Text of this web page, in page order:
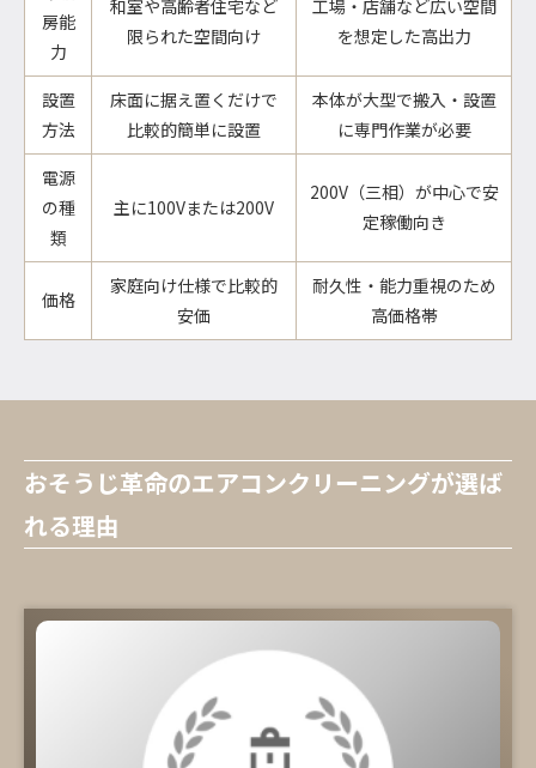
房能
力
和室や高齢者住宅など
限られた空間向け
工場・店舗など広い空間
を想定した高出力
設置
方法
床面に据え置くだけで
比較的簡単に設置
本体が大型で搬入・設置
に専門作業が必要
電源
の種
類
主に100Vまたは200V
200V（三相）が中心で安
定稼働向き
価格
家庭向け仕様で比較的
安価
耐久性・能力重視のため
高価格帯
おそうじ革命のエアコンクリーニングが選ば
れる理由